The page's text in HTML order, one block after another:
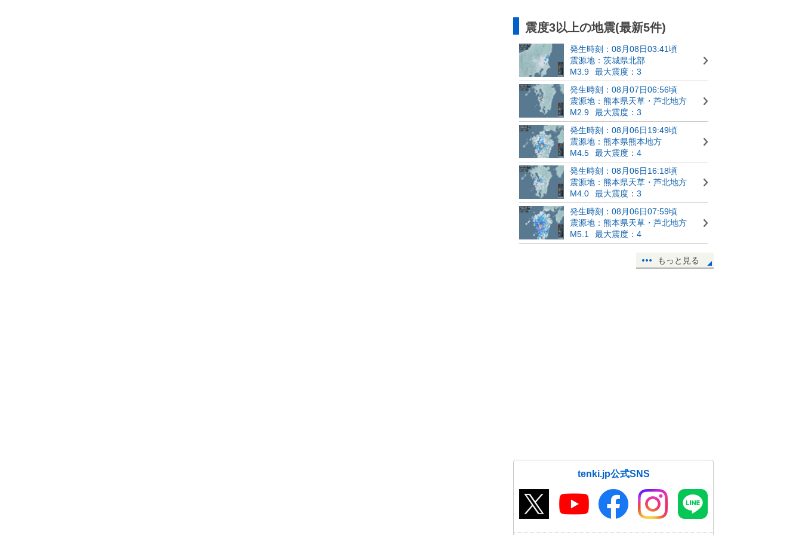
震度3以上の地震(最新5件)
発生時刻：08月08日03:41頃
震源地：茨城県北部
M3.9
最大震度：3
発生時刻：08月07日06:56頃
震源地：熊本県天草・芦北地方
M2.9
最大震度：3
発生時刻：08月06日19:49頃
震源地：熊本県熊本地方
M4.5
最大震度：4
発生時刻：08月06日16:18頃
震源地：熊本県天草・芦北地方
M4.0
最大震度：3
発生時刻：08月06日07:59頃
震源地：熊本県天草・芦北地方
M5.1
最大震度：4
もっと見る
tenki.jp公式SNS